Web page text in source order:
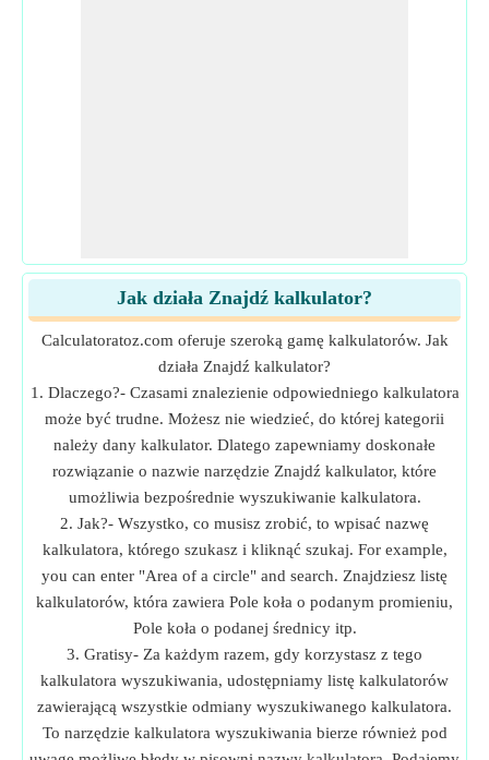
Jak działa Znajdź kalkulator?
Calculatoratoz.com oferuje szeroką gamę kalkulatorów. Jak
działa Znajdź kalkulator?
1. Dlaczego?- Czasami znalezienie odpowiedniego kalkulatora
może być trudne. Możesz nie wiedzieć, do której kategorii
należy dany kalkulator. Dlatego zapewniamy doskonałe
rozwiązanie o nazwie narzędzie Znajdź kalkulator, które
umożliwia bezpośrednie wyszukiwanie kalkulatora.
2. Jak?- Wszystko, co musisz zrobić, to wpisać nazwę
kalkulatora, którego szukasz i kliknąć szukaj. For example,
you can enter "Area of a circle" and search. Znajdziesz listę
kalkulatorów, która zawiera Pole koła o podanym promieniu,
Pole koła o podanej średnicy itp.
3. Gratisy- Za każdym razem, gdy korzystasz z tego
kalkulatora wyszukiwania, udostępniamy listę kalkulatorów
zawierającą wszystkie odmiany wyszukiwanego kalkulatora.
To narzędzie kalkulatora wyszukiwania bierze również pod